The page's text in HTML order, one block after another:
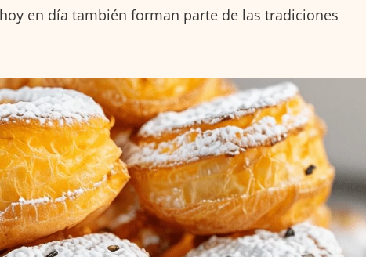
en día también forman parte de las tradiciones